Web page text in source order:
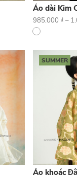
Áo dài Kim
985.000 ₫ –
SUMMER
Áo khoác